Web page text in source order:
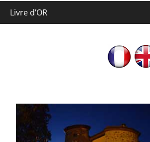
Livre d’OR